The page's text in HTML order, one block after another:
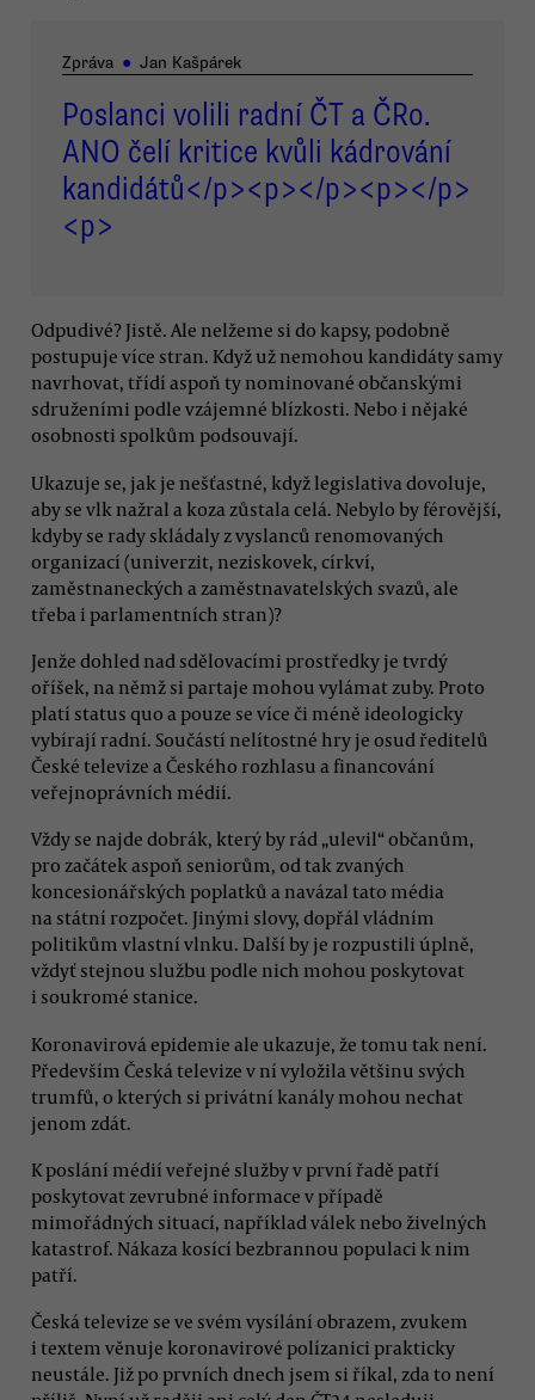
Zpráva ● Jan Kašpárek
Poslanci volili radní ČT a ČRo.
ANO čelí kritice kvůli kádrování
kandidátů</p><p></p><p></p>
<p>
Odpudivé? Jistě. Ale nelžeme si do kapsy, podobně
postupuje více stran. Když už nemohou kandidáty samy
navrhovat, třídí aspoň ty nominované občanskými
sdruženími podle vzájemné blízkosti. Nebo i nějaké
osobnosti spolkům podsouvají.
Ukazuje se, jak je nešťastné, když legislativa dovoluje,
aby se vlk nažral a koza zůstala celá. Nebylo by férovější,
kdyby se rady skládaly z vyslanců renomovaných
organizací (univerzit, neziskovek, církví,
zaměstnaneckých a zaměstnavatelských svazů, ale
třeba i parlamentních stran)?
Jenže dohled nad sdělovacími prostředky je tvrdý
oříšek, na němž si partaje mohou vylámat zuby. Proto
platí status quo a pouze se více či méně ideologicky
vybírají radní. Součástí nelítostné hry je osud ředitelů
České televize a Českého rozhlasu a financování
veřejnoprávních médií.
Vždy se najde dobrák, který by rád „ulevil“ občanům,
pro začátek aspoň seniorům, od tak zvaných
koncesionářských poplatků a navázal tato média
na státní rozpočet. Jinými slovy, dopřál vládním
politikům vlastní vlnku. Další by je rozpustili úplně,
vždyť stejnou službu podle nich mohou poskytovat
i soukromé stanice.
Koronavirová epidemie ale ukazuje, že tomu tak není.
Především Česká televize v ní vyložila většinu svých
trumfů, o kterých si privátní kanály mohou nechat
jenom zdát.
K poslání médií veřejné služby v první řadě patří
poskytovat zevrubné informace v případě
mimořádných situací, například válek nebo živelných
katastrof. Nákaza kosící bezbrannou populaci k nim
patří.
Česká televize se ve svém vysílání obrazem, zvukem
i textem věnuje koronavirové polízanici prakticky
neustále. Již po prvních dnech jsem si říkal, zda to není